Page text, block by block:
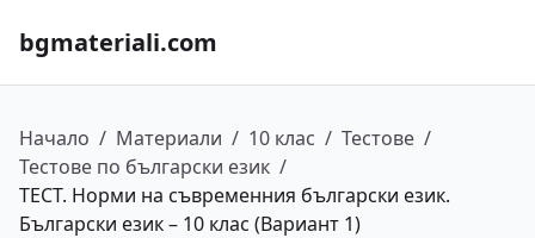
bgmateriali.com
Начало / Материали / 10 клас / Тестове /
Тестове по български език /
ТЕСТ. Норми на съвременния български език.
Български език – 10 клас (Вариант 1)